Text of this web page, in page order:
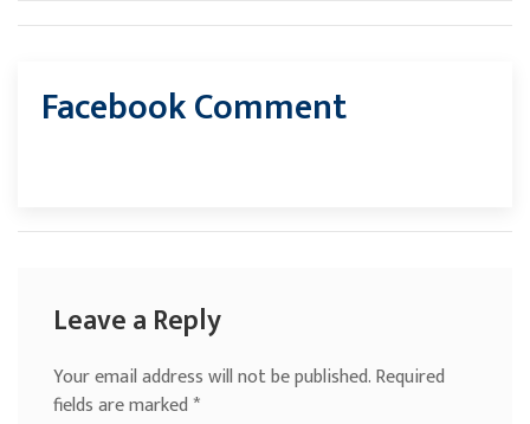
Facebook Comment
Leave a Reply
Your email address will not be published.Required
fields are marked*